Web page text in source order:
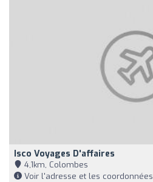
Isco Voyages D'affaires
4,1km, Colombes
Voir l'adresse et les coordonnées